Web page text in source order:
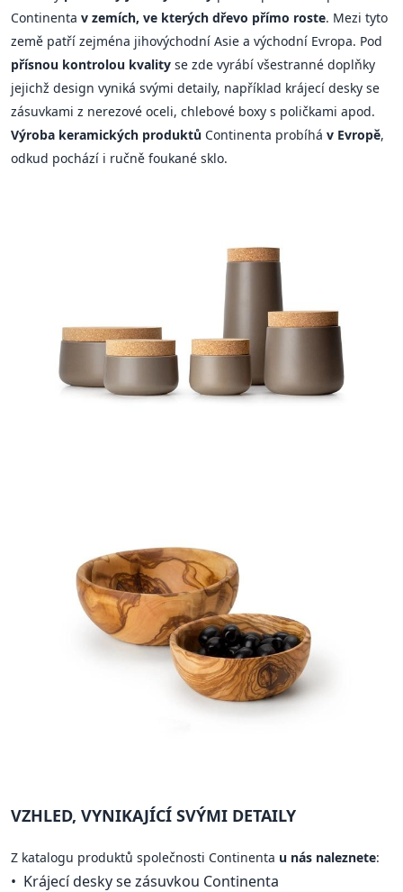
Continenta v zemích, ve kterých dřevo přímo roste. Mezi tyto
země patří zejména jihovýchodní Asie a východní Evropa. Pod
přísnou kontrolou kvality se zde vyrábí všestranné doplňky
jejichž design vyniká svými detaily, například krájecí desky se
zásuvkami z nerezové oceli, chlebové boxy s poličkami apod.
Výroba keramických produktů Continenta probíhá v Evropě,
odkud pochází i ručně foukané sklo.
VZHLED, VYNIKAJÍCÍ SVÝMI DETAILY
Z katalogu produktů společnosti Continenta u nás naleznete:
Krájecí desky se zásuvkou Continenta